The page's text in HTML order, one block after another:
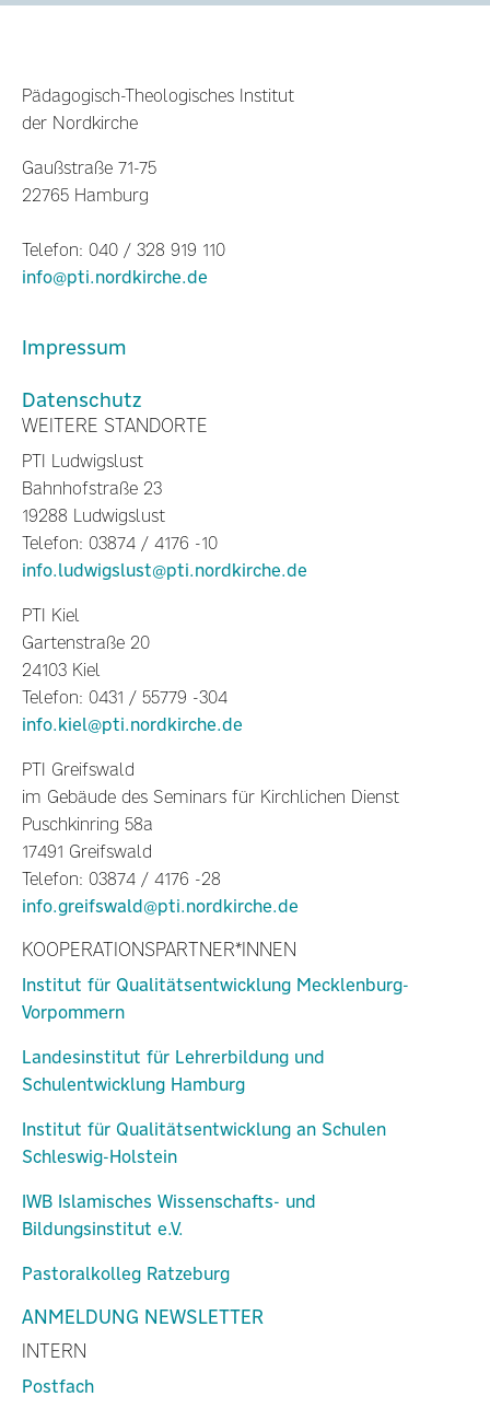
Pädagogisch-Theologisches Institut
der Nordkirche
Gaußstraße 71-75
22765 Hamburg
Telefon: 040 / 328 919 110
info@pti.nordkirche.de
Impressum
Datenschutz
WEITERE STANDORTE
PTI Ludwigslust
Bahnhofstraße 23
19288 Ludwigslust
Telefon: 03874 / 4176 -10
info.ludwigslust@pti.nordkirche.de
PTI Kiel
Gartenstraße 20
24103 Kiel
Telefon: 0431 / 55779 -304
info.kiel@pti.nordkirche.de
PTI Greifswald
im Gebäude des Seminars für Kirchlichen Dienst
Puschkinring 58a
17491 Greifswald
Telefon: 03874 / 4176 -28
info.greifswald@pti.nordkirche.de
KOOPERATIONSPARTNER*INNEN
Institut für Qualitätsentwicklung Mecklenburg-
Vorpommern
Landesinstitut für Lehrerbildung und
Schulentwicklung Hamburg
Institut für Qualitätsentwicklung an Schulen
Schleswig-Holstein
IWB Islamisches Wissenschafts- und
Bildungsinstitut e.V.
Pastoralkolleg Ratzeburg
ANMELDUNG NEWSLETTER
INTERN
Postfach